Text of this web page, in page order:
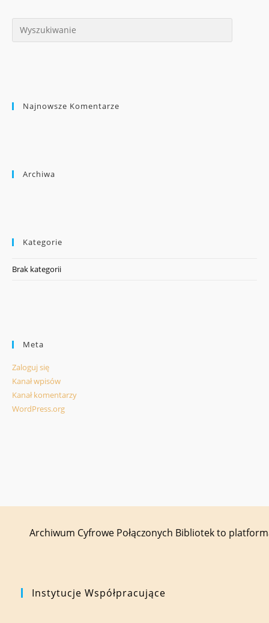
Najnowsze Komentarze
Archiwa
Kategorie
Brak kategorii
Meta
Zaloguj się
Kanał wpisów
Kanał komentarzy
WordPress.org
Archiwum Cyfrowe Połączonych Bibliotek to
Instytucje Współpracujące